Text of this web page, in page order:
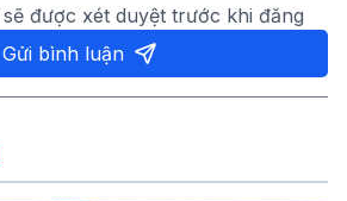
được xét duyệt trước khi đăng
Gửi bình luận